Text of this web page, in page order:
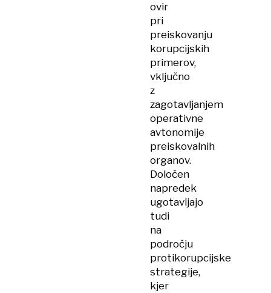
ovir
pri
preiskovanju
korupcijskih
primerov,
vključno
z
zagotavljanjem
operativne
avtonomije
preiskovalnih
organov.
Določen
napredek
ugotavljajo
tudi
na
področju
protikorupcijske
strategije,
kjer